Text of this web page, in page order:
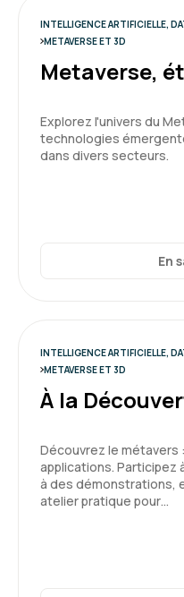
INTELLIGENCE ARTIFICIELLE,
METAVERSE ET 3D
Metaverse,
Explorez l'univers du
technologies
dans divers secteurs.
En
INTELLIGENCE ARTIFICIELLE,
METAVERSE ET 3D
À la
Découvrez le
applications.
à des démonstrations,
atelier pratique pour…